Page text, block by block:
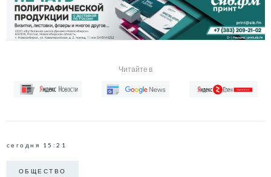
Читайте в
сегодня 15:21
ОБЩЕСТВО